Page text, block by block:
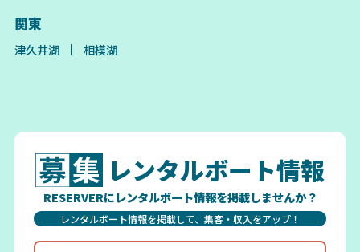
関東
津久井湖 相模湖
レンタルボート情報
RESERVERにレンタルボート情報を掲載しませんか？
レンタルボート情報を掲載して、集客・収入をアップ！